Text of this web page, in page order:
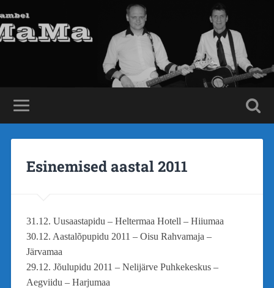
Esinemised aastal 2011
31.12. Uusaastapidu – Heltermaa Hotell – Hiiumaa
30.12. Aastalõpupidu 2011 – Oisu Rahvamaja –
Järvamaa
29.12. Jõulupidu 2011 – Nelijärve Puhkekeskus –
Aegviidu – Harjumaa